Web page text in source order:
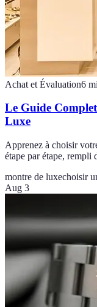
Achat et Évaluation6
Le Guide
Luxe
Apprenez à choisir
étape par étape, rempli
montre de luxechoisir
Aug 3